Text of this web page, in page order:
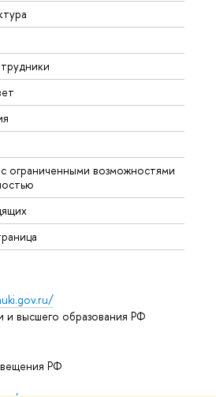
ограниченными возможностями
и высшего образования РФ
РФ